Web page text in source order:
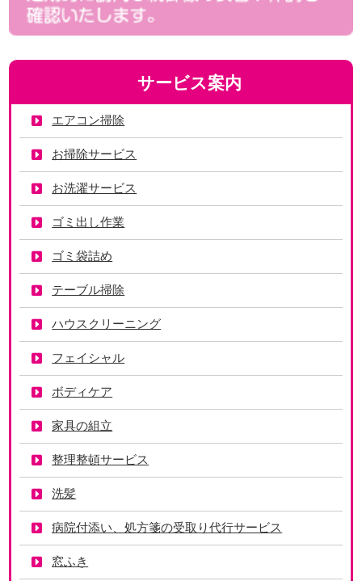
サービス案内
エアコン掃除
お掃除サービス
お洗濯サービス
ゴミ出し作業
ゴミ袋詰め
テーブル掃除
ハウスクリーニング
フェイシャル
ボディケア
家具の組立
整理整頓サービス
洗髪
病院付添い、処方箋の受取り代行サービス
窓ふき